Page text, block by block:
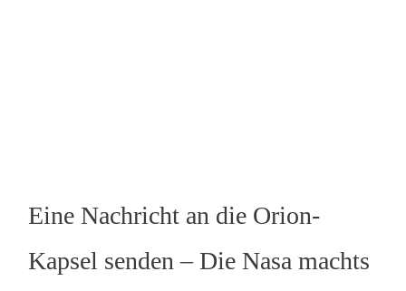
Eine Nachricht an die Orion-
Kapsel senden – Die Nasa machts